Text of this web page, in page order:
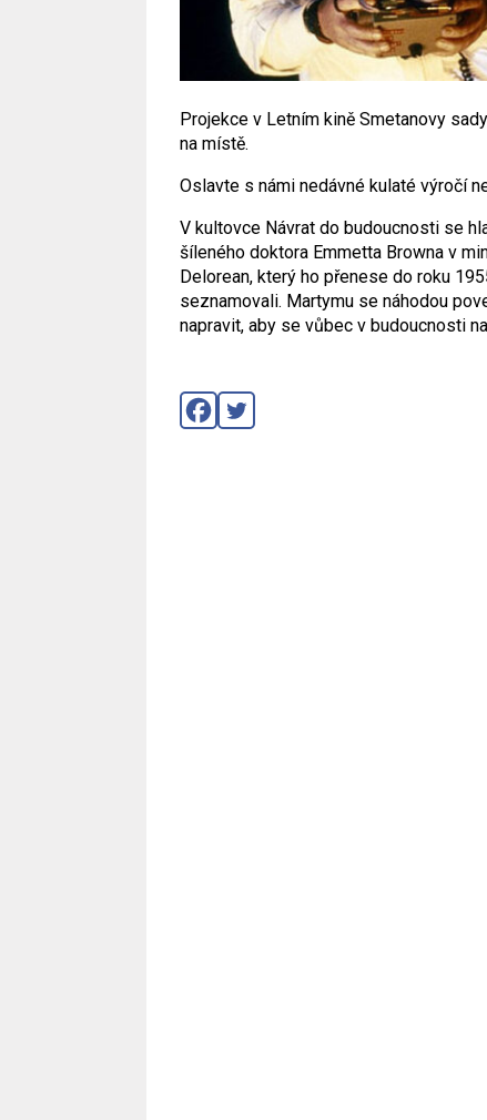
Projekce v Letním kině Smetanovy
na místě.
Oslavte s námi nedávné kulaté výročí
V kultovce Návrat do budoucnosti se
šíleného doktora Emmetta Browna v
Delorean, který ho přenese do roku
seznamovali. Martymu se náhodou
napravit, aby se vůbec v budoucnosti